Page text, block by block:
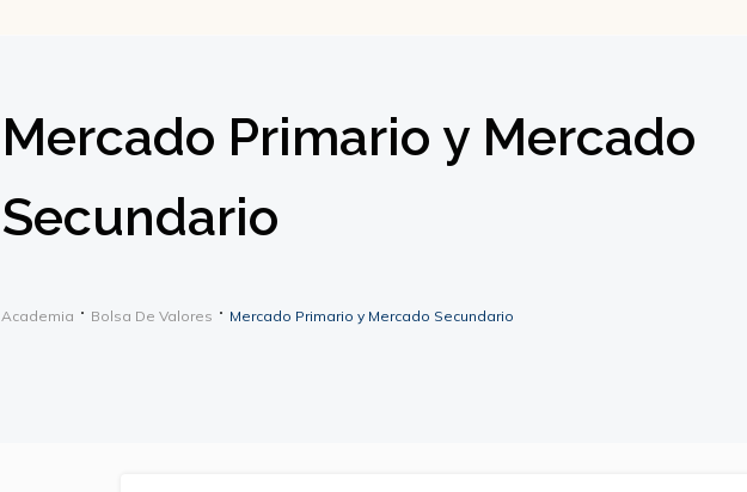
Mercado Primario y Mercado
Secundario
Academia Bolsa De Valores Mercado Primario y Mercado Secundario